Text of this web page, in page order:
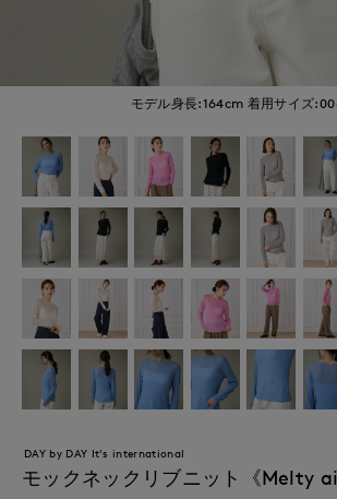
モデル身長:164cm 着用サイズ
DAY by DAY It's international
モックネックリブニット《Melty